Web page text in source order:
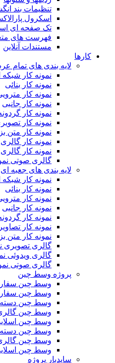
تنظیمات بند
اسکرول
تک صفحه ای
فهرست های
مستندات آنلاین
کارها
لایه بندی های تمام
نمونه کار شبکه
نمونه کار بنائی
نمونه کار
نمونه کار جانبی
نمونه کار
نمونه کار
نمونه کار متن
نمونه کار
نمونه کار گالری
گالری صوتی
لایه بندی های جعبه ای
نمونه کار شبکه
نمونه کار بنائی
نمونه کار
نمونه کار جانبی
نمونه کار
نمونه کار تصاویر
نمونه کار متن
گالری تصویری
گالری ویدوئی
گالری صوتی
پروژه وسط چین
وسط چین
وسط چین
وسط چین
وسط چین
وسط چین
وسط چین
وسط چین
وسط چین
سایدبار پروژه